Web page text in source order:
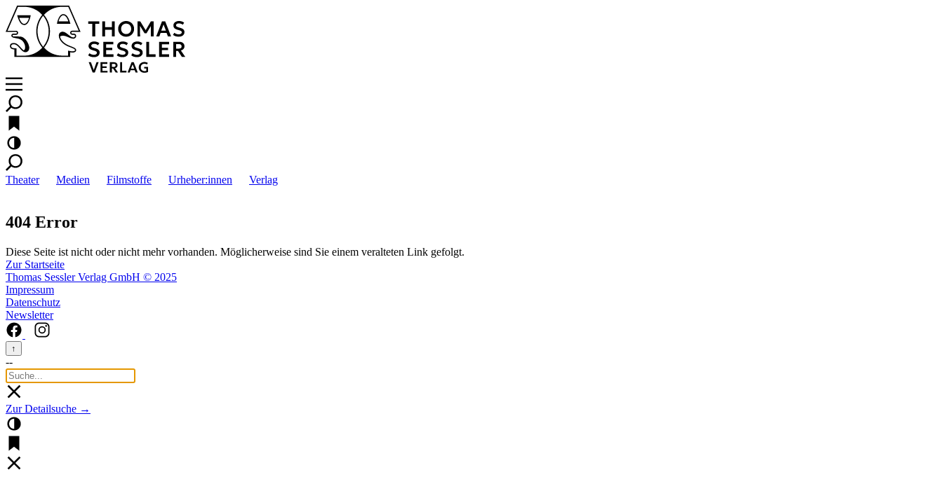
Theater Medien Filmstoffe Urheber:innen Verlag
404 Error
Diese Seite ist nicht oder nicht mehr vorhanden. Möglicherweise sind Sie einem veralteten Link gefolgt.
Zur Startseite
Thomas Sessler Verlag GmbH © 2025
Impressum
Datenschutz
Newsletter
↑
--
Zur Detailsuche →